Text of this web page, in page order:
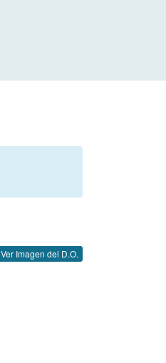
Ver Imagen del D.O.